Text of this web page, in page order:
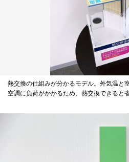
熱交換の仕組みが分かるモデル。外気温と
空調に負荷がかかるため、熱交換できると